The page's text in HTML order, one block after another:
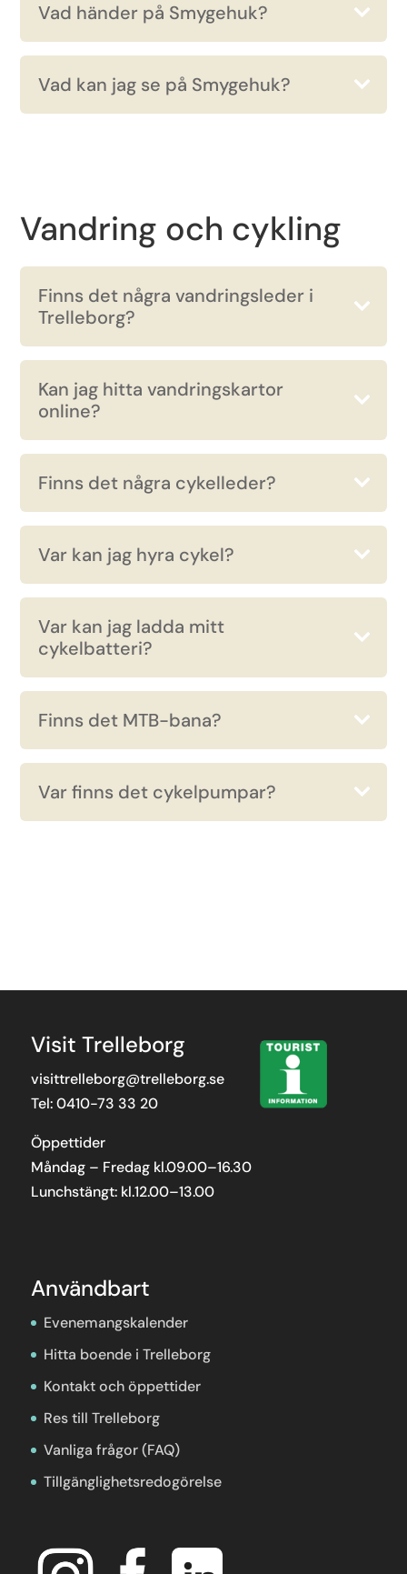
Vad händer på Smygehuk?
Vad kan jag se på Smygehuk?
Vandring och cykling
Finns det några vandringsleder i
Trelleborg?
Kan jag hitta vandringskartor
online?
Finns det några cykelleder?
Var kan jag hyra cykel?
Var kan jag ladda mitt
cykelbatteri?
Finns det MTB-bana?
Var finns det cykelpumpar?
Visit Trelleborg
visittrelleborg@trelleborg.se
Tel: 0410-73 33 20
Öppettider
Måndag – Fredag kl.09.00–16.30
Lunchstängt: kl.12.00–13.00
Användbart
Evenemangskalender
Hitta boende i Trelleborg
Kontakt och öppettider
Res till Trelleborg
Vanliga frågor (FAQ)
Tillgänglighetsredogörelse